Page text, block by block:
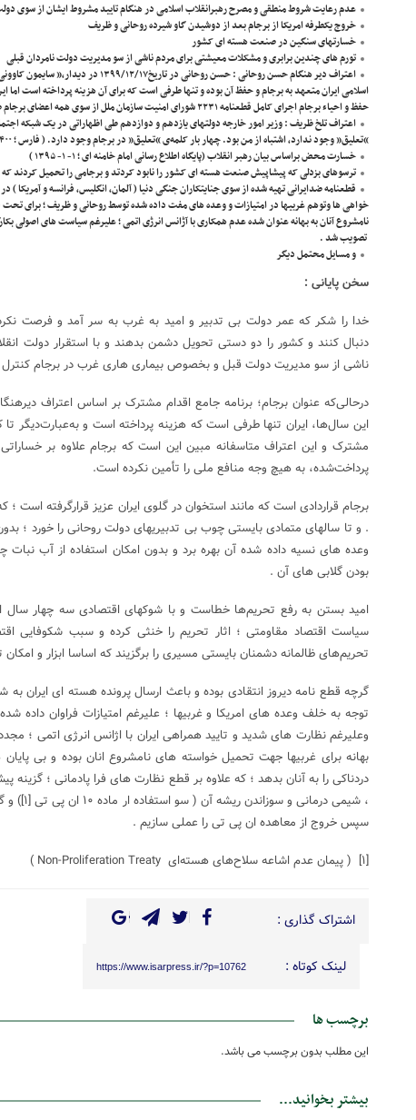
عدم رعایت شروط منطقی و مصرح رهبرانقلاب اسلامی در هنگام تایید مشروط ایشان از سوی
خروج یکطرفه امریکا از برجام بعد از دوشیدن گاو شیرده روحانی و ظریف
خسارتهای سنگین در صنعت هسته ای کشور
تورم های چندین برابری و مشکلات معیشتی برای مردم ناشی از سو مدیریت دولت نامردان قبلی
اعتراف دیر هنگام حسن روحانی : حسن روحانی
اسلامی ایران متعهد به برجام و حفظ آن بوده و تنها طرفی است که برای آن هزینه پرداخته است اما
حفظ و احیاء برجام اجرای کامل قطعنامه ۲۲۳۱ شورای امنیت سازمان ملل از سوی همه اعضای برجام ضروری است.” (پایگاه وزارت خارجه ج. ا. ا)
اعتراف تلخ ظریف : وزیر امور خارجه دولتهای یازدهم و دوازدهم طی اظهاراتی در یک شبکه
“تعلیق” وجود ندارد، اشتباه از من بود. چهار بار کلمه‌ی “تعلیق” در برجام وجود دارد. ( فارس ؛ ۱۴۰۰-۷-۱۵ )
خسارت محض براساس بیان رهبر انقلاب (پایگاه اطلاع رسانی امام خامنه ای ؛ ۱- ۱- ۱۳۹۵ )
ترسوهای بزدلی که پیشاپیش صنعت هسته ای کشور را نابود کردتد و برجامی را تحمیل کردند که
قطعنامه ضدایرانی تهیه شده از سوی جنایتکاران جنگی دنیا ( آلمان، انگلیس، فرانسه و آمریکا
خواهی ها وتوهم غربیها در امتیازات و وعده های مفت داده شده توسط روحانی و ظریف ؛ برای
تصویب شد .
و مسایل محتمل دیگر
سخن پایانی :
خدا را شکر که عمر دولت بی تدبیر و امید به غرب به سر آمد و فرصت
دنبال کنند و کشور را دو دستی تحویل دشمن بدهند و با استقرار دولت
ناشی از سو مدیریت دولت قبل و بخصوص بیماری هاری غرب در برجام
درحالی‌که عنوان برجام؛ برنامه جامع اقدام مشترک بر اساس اعتراف
این سال‌ها، ایران تنها طرفی است که هزینه پرداخته است و به‌عبارت‌دیگر
مشترک و این اعتراف متاسفانه مبین این است که برجام علاوه بر
پرداخت‌شده، به هیچ وجه منافع ملی را تأمین نکرده است.
برجام قراردادی است که مانند استخوان در گلوی ایران عزیز قرارگرفته است ؛
. و تا سالهای متمادی بایستی چوب بی تدبیریهای دولت روحانی را خورد ؛
وعده های نسیه داده شده آن بهره برد و بدون امکان استفاده از آب
بودن گلابی های آن .
امید بستن به رفع تحریم‌ها خطاست و با شوکهای اقتصادی سه چهار سال
سیاست اقتصاد مقاومتی ؛ اثار تحریم را خنثی کرده و سبب شکوفایی
تحریم‌های ظالمانه دشمنان بایستی مسیری را برگزیند که اساسا ابزار و
گرچه قطع نامه دیروز انتقادی بوده و باعث ارسال پرونده هسته ای ایران
توجه به خلف وعده های امریکا و غربیها ؛ علیرغم امتیازات فراوان
وعلیرغم نظارت های شدید و تایید همراهی ایران با اژانس انرژی اتمی ؛
بهانه برای غربیها جهت تحمیل خواسته های نامشروع انان بوده و بی
دردناکی را به آنان بدهد ؛ که علاوه بر قطع نظارت های فرا پادمانی ؛ گزینه
، شیمی درمانی و سوزاندن ریشه آن ( سو استفاده ار ماده ۱۰ ان پی تی
[۱] ) و
سپس خروج از معاهده ان پی تی را عملی سازیم .
[۱]
( پیمان عدم اشاعه سلاح‌های هسته‌ای Non-Proliferation Treaty )
اشتراک گذاری :
لینک کوتاه : https://www.isarpress.ir/?p=10762
برچسب ها
این مطلب بدون برچسب می باشد.
بیشتر بخوانید...